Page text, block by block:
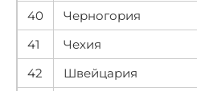
40
Черногория
41
Чехия
42
Швейцария